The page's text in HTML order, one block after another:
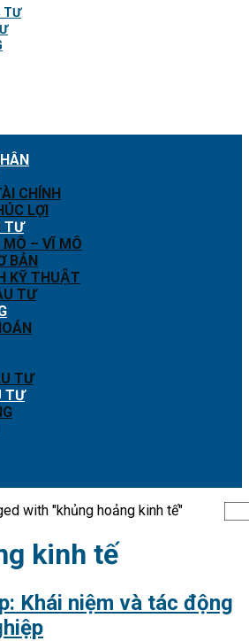
TƯ
CHÍNH
LỢI
TƯ
MÔ – VĨ MÔ
BẢN
KỸ THUẬT
TƯ
TƯ
TƯ
with "khủng hoảng kinh tế"
kinh tế
Khái niệm và tác động